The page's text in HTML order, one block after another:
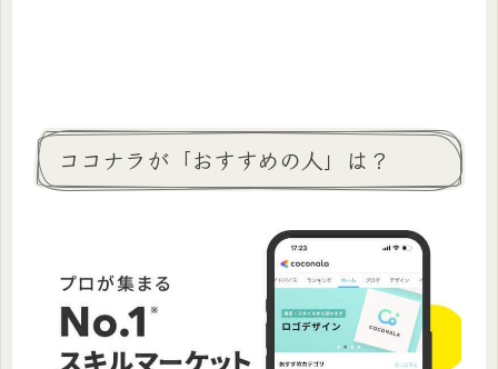
ココナラが「おすすめの人」は？